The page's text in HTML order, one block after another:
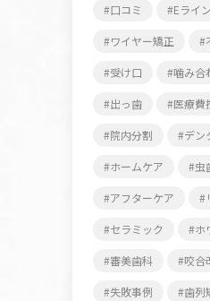
口コミ Eライン
ワイヤー矯正
受け口 噛み合
出っ歯 医療費
院内分割 デン
ホームケア 虫
アフターケア
セラミック ホ
審美歯科 咬合
失敗事例 歯列